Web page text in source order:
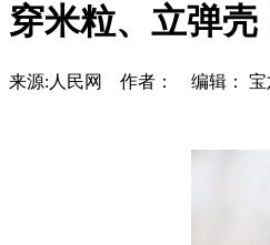
穿米粒、立弹壳
来源:人民网 作者： 编辑： 宝